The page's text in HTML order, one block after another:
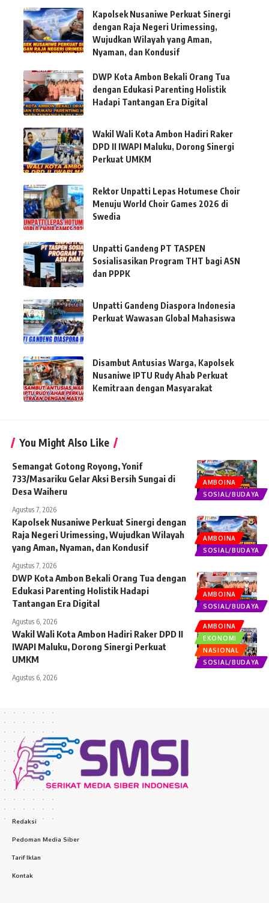
Kapolsek Nusaniwe Perkuat Sinergi
dengan Raja Negeri Urimessing,
Wujudkan Wilayah yang Aman,
Nyaman, dan Kondusif
DWP Kota Ambon Bekali Orang Tua
dengan Edukasi Parenting Holistik
Hadapi Tantangan Era Digital
Wakil Wali Kota Ambon Hadiri Raker
DPD II IWAPI Maluku, Dorong Sinergi
Perkuat UMKM
Rektor Unpatti Lepas Hotumese Choir
Menuju World Choir Games 2026 di
Swedia
Unpatti Gandeng PT TASPEN
Sosialisasikan Program THT bagi ASN
dan PPPK
Unpatti Gandeng Diaspora Indonesia
Perkuat Wawasan Global Mahasiswa
Disambut Antusias Warga, Kapolsek
Nusaniwe IPTU Rudy Ahab Perkuat
Kemitraan dengan Masyarakat
You Might Also Like
AMBOINA
SOSIAL/BUDAYA
Semangat Gotong Royong, Yonif
733/Masariku Gelar Aksi Bersih Sungai di
Desa Waiheru
Agustus 7, 2026
AMBOINA
SOSIAL/BUDAYA
Kapolsek Nusaniwe Perkuat Sinergi dengan
Raja Negeri Urimessing, Wujudkan Wilayah
yang Aman, Nyaman, dan Kondusif
Agustus 7, 2026
AMBOINA
SOSIAL/BUDAYA
DWP Kota Ambon Bekali Orang Tua dengan
Edukasi Parenting Holistik Hadapi
Tantangan Era Digital
Agustus 6, 2026
AMBOINA
EKONOMI
NASIONAL
SOSIAL/BUDAYA
Wakil Wali Kota Ambon Hadiri Raker DPD II
IWAPI Maluku, Dorong Sinergi Perkuat
UMKM
Agustus 6, 2026
Redaksi
Pedoman Media Siber
Tarif Iklan
Kontak